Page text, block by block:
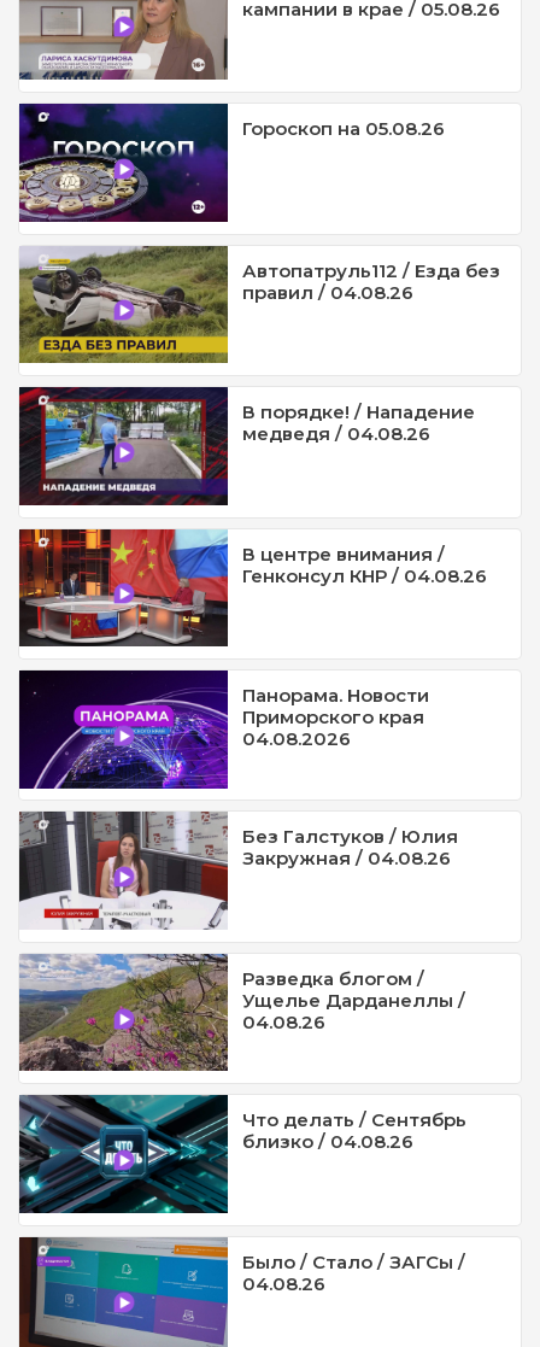
кампании в крае / 05.08.26
Гороскоп на 05.08.26
Автопатруль112 / Езда без
правил / 04.08.26
В порядке! / Нападение
медведя / 04.08.26
В центре внимания /
Генконсул КНР / 04.08.26
Панорама. Новости
Приморского края
04.08.2026
Без Галстуков / Юлия
Закружная / 04.08.26
Разведка блогом /
Ущелье Дарданеллы /
04.08.26
Что делать / Сентябрь
близко / 04.08.26
Было / Стало / ЗАГСы /
04.08.26